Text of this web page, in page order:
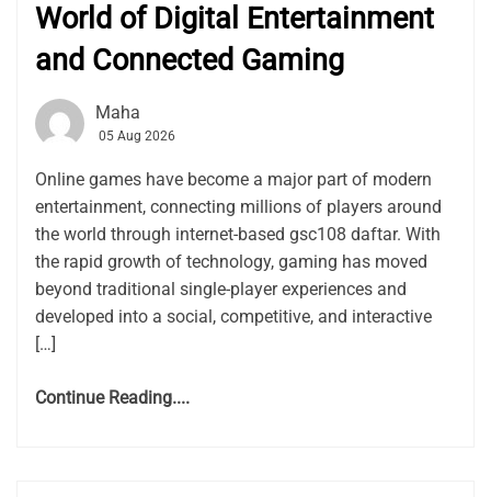
World of Digital Entertainment
and Connected Gaming
Maha
05 Aug 2026
Online games have become a major part of modern
entertainment, connecting millions of players around
the world through internet-based gsc108 daftar. With
the rapid growth of technology, gaming has moved
beyond traditional single-player experiences and
developed into a social, competitive, and interactive
[…]
Continue Reading....